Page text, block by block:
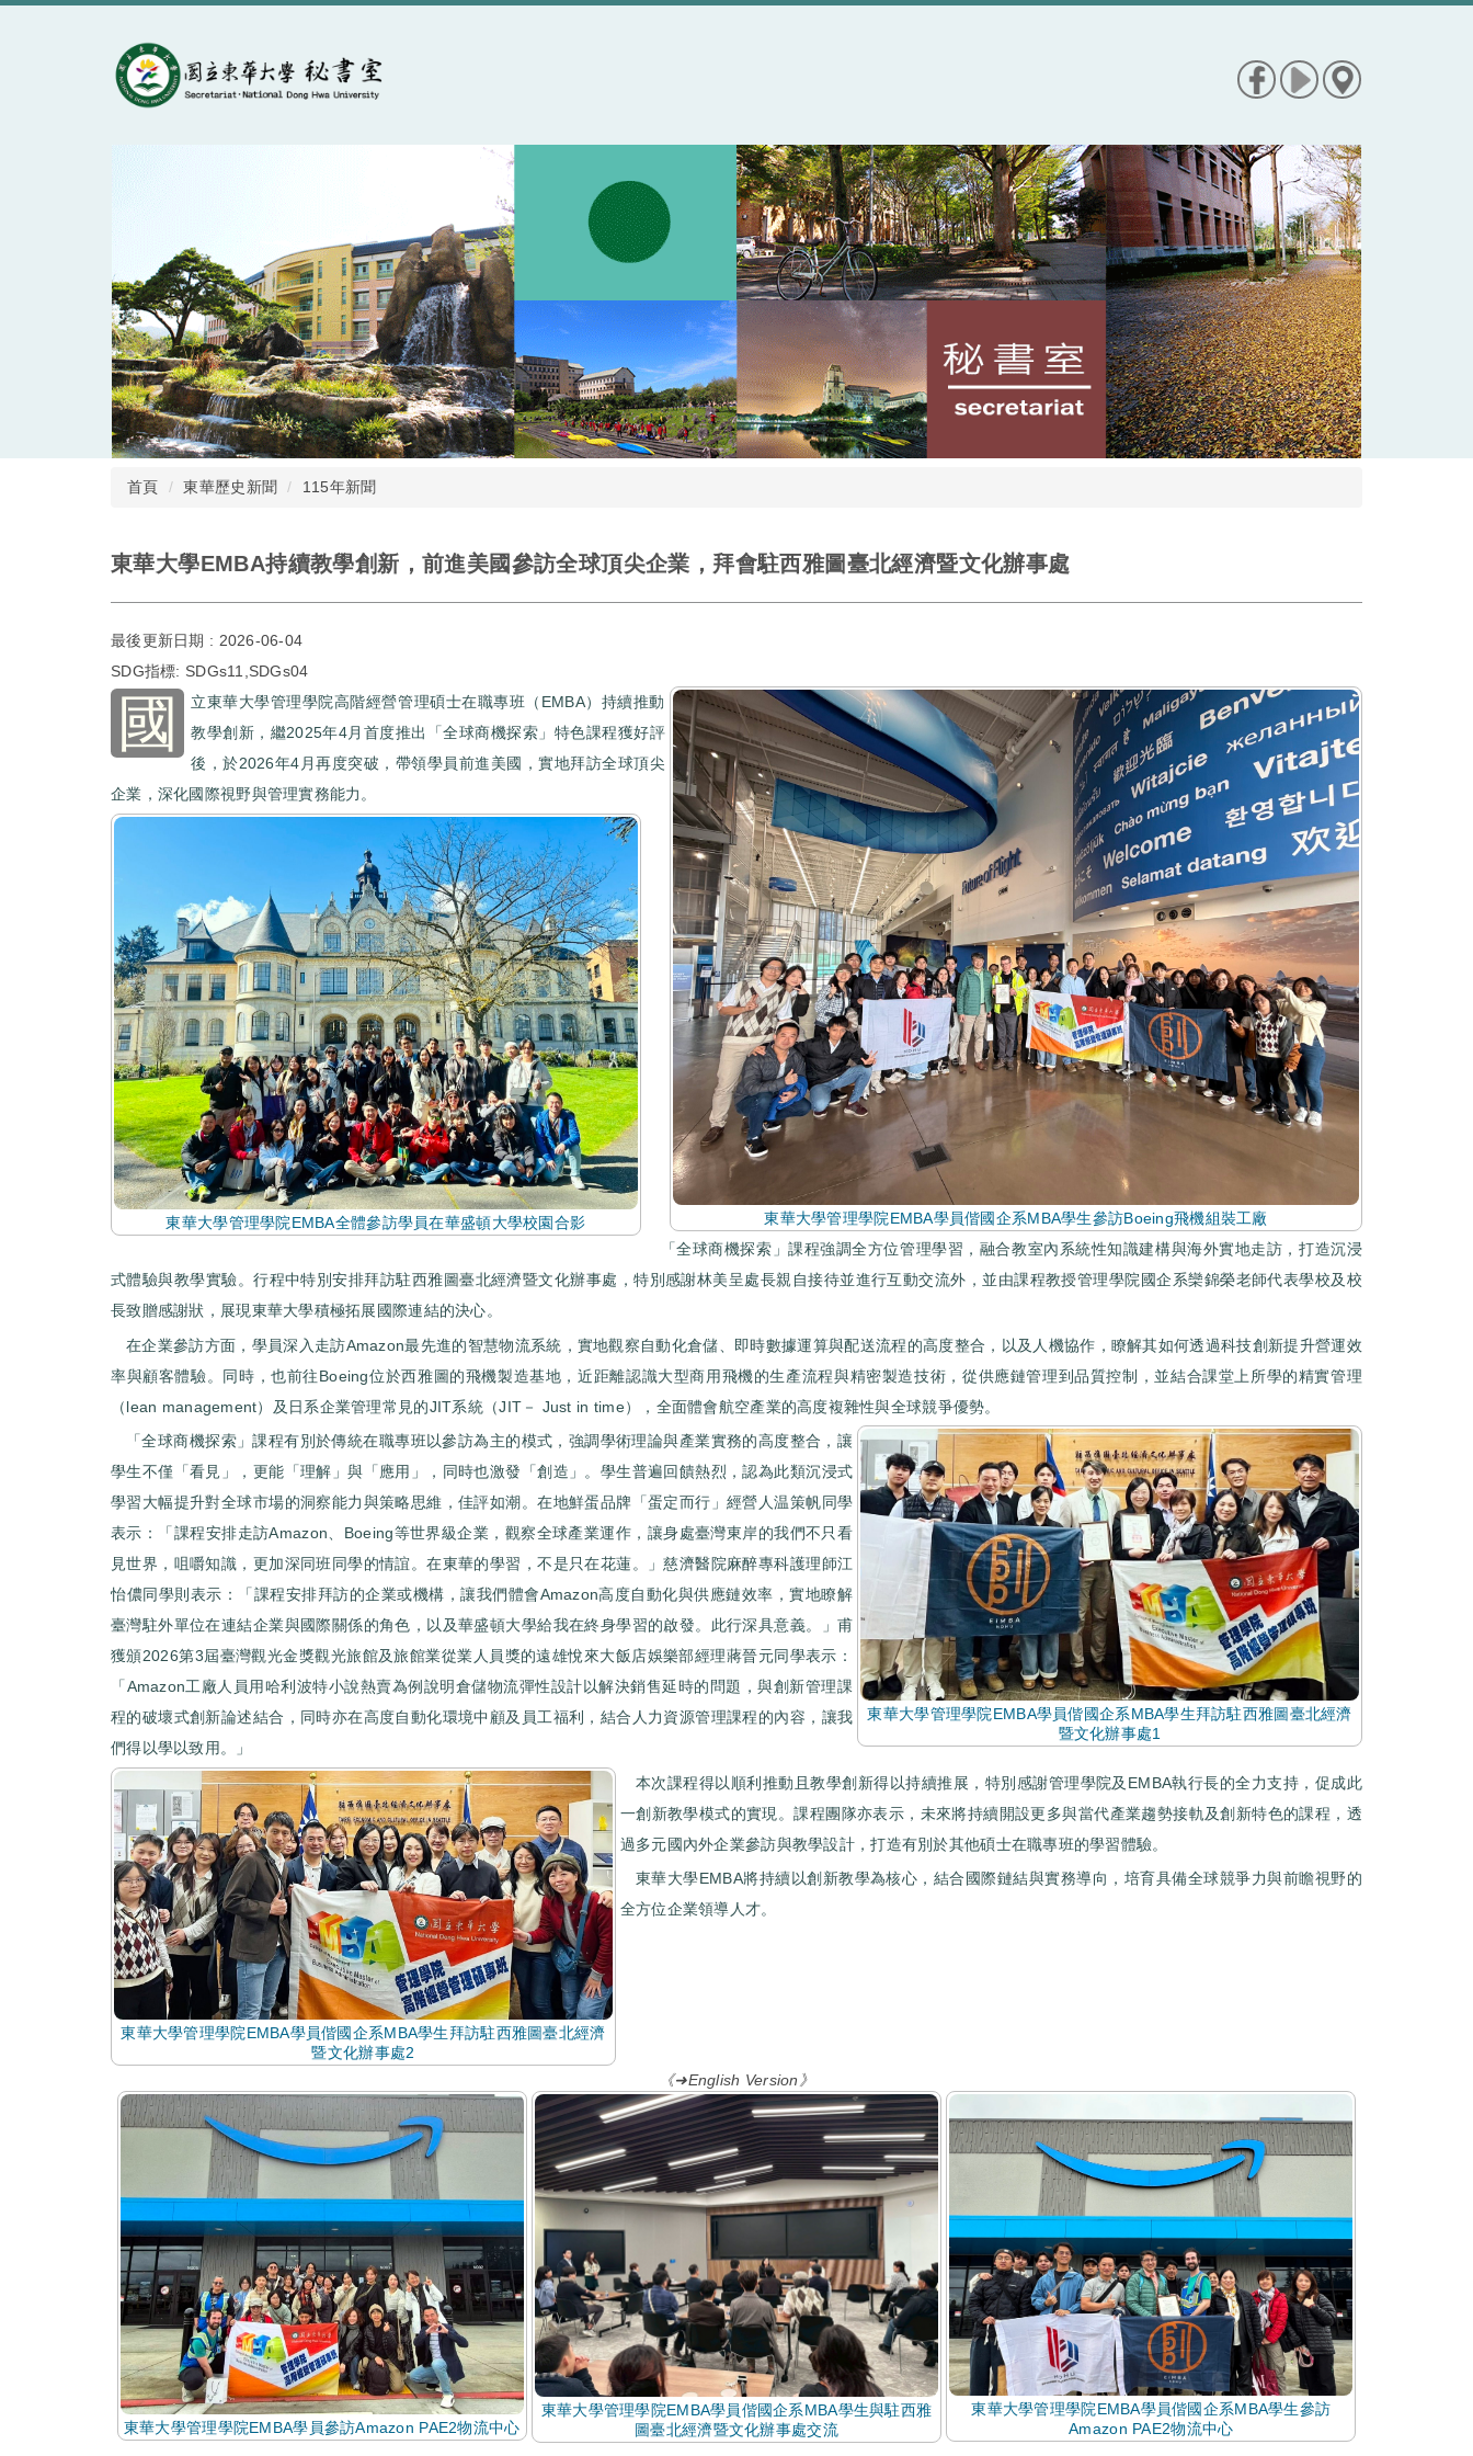
首頁 東華歷史新聞 115年新聞
東華大學EMBA持續教學創新，前進美國參訪全球頂尖企業，拜會駐西雅圖臺北經濟暨文化辦事處
最後更新日期 : 2026-06-04
SDG指標: SDGs11,SDGs04
東華大學管理學院EMBA學員偕國企系MBA學生參訪Boeing飛機組裝工廠
國
立東華大學管理學院高階經營管理碩士在職專班（EMBA）持續推動
教學創新，繼2025年4月首度推出「全球商機探索」特色課程獲好評
後，於2026年4月再度突破，帶領學員前進美國，實地拜訪全球頂尖
企業，深化國際視野與管理實務能力。
東華大學管理學院EMBA全體參訪學員在華盛頓大學校園合影
「全球商機探索」課程強調全方位管理學習，融合教室內系統性知識建構與海外實地走訪，打造沉浸
式體驗與教學實驗。行程中特別安排拜訪駐西雅圖臺北經濟暨文化辦事處，特別感謝林美呈處長親自接待並進行互動交流外，並由課程教授管理學院國企系欒錦榮老師代表學校及校
長致贈感謝狀，展現東華大學積極拓展國際連結的決心。
在企業參訪方面，學員深入走訪Amazon最先進的智慧物流系統，實地觀察自動化倉儲、即時數據運算與配送流程的高度整合，以及人機協作，瞭解其如何透過科技創新提升營運效
率與顧客體驗。同時，也前往Boeing位於西雅圖的飛機製造基地，近距離認識大型商用飛機的生產流程與精密製造技術，從供應鏈管理到品質控制，並結合課堂上所學的精實管理
（lean management）及日系企業管理常見的JIT系統（JIT－ Just in time），全面體會航空產業的高度複雜性與全球競爭優勢。
東華大學管理學院EMBA學員偕國企系MBA學生拜訪駐西雅圖臺北經濟
暨文化辦事處1
「全球商機探索」課程有別於傳統在職專班以參訪為主的模式，強調學術理論與產業實務的高度整合，讓
學生不僅「看見」，更能「理解」與「應用」，同時也激發「創造」。學生普遍回饋熱烈，認為此類沉浸式
學習大幅提升對全球市場的洞察能力與策略思維，佳評如潮。在地鮮蛋品牌「蛋定而行」經營人温策帆同學
表示：「課程安排走訪Amazon、Boeing等世界級企業，觀察全球產業運作，讓身處臺灣東岸的我們不只看
見世界，咀嚼知識，更加深同班同學的情誼。在東華的學習，不是只在花蓮。」慈濟醫院麻醉專科護理師江
怡儂同學則表示：「課程安排拜訪的企業或機構，讓我們體會Amazon高度自動化與供應鏈效率，實地瞭解
臺灣駐外單位在連結企業與國際關係的角色，以及華盛頓大學給我在終身學習的啟發。此行深具意義。」甫
獲頒2026第3屆臺灣觀光金獎觀光旅館及旅館業從業人員獎的遠雄悅來大飯店娛樂部經理蔣晉元同學表示：
「Amazon工廠人員用哈利波特小說熱賣為例說明倉儲物流彈性設計以解決銷售延時的問題，與創新管理課
程的破壞式創新論述結合，同時亦在高度自動化環境中顧及員工福利，結合人力資源管理課程的內容，讓我
們得以學以致用。」
東華大學管理學院EMBA學員偕國企系MBA學生拜訪駐西雅圖臺北經濟
暨文化辦事處2
本次課程得以順利推動且教學創新得以持續推展，特別感謝管理學院及EMBA執行長的全力支持，促成此
一創新教學模式的實現。課程團隊亦表示，未來將持續開設更多與當代產業趨勢接軌及創新特色的課程，透
過多元國內外企業參訪與教學設計，打造有別於其他碩士在職專班的學習體驗。
東華大學EMBA將持續以創新教學為核心，結合國際鏈結與實務導向，培育具備全球競爭力與前瞻視野的
全方位企業領導人才。
《➜English Version》
東華大學管理學院EMBA學員參訪Amazon PAE2物流中心
東華大學管理學院EMBA學員偕國企系MBA學生與駐西雅
圖臺北經濟暨文化辦事處交流
東華大學管理學院EMBA學員偕國企系MBA學生參訪
Amazon PAE2物流中心